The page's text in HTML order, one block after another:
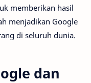
memberikan hasil
menjadikan Google
di seluruh dunia.
dan